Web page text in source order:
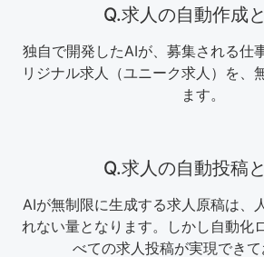
Q.求人の自動作成
独自で開発したAIが、募集される仕
リジナル求人（ユニーク求人）を、
ます。
Q.求人の自動投稿
AIが無制限に生成する求人原稿は、
れない量となります。しかし自動化
べての求人投稿が実現できて